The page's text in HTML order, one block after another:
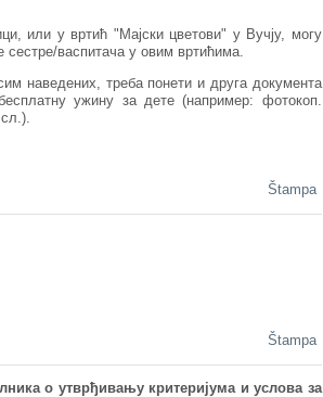
или у вртић "Мајски цветови" у Вучју, могу
сестре/васпитача у овим вртићима.
наведених, треба понети и друга документа
ужину за дете (например: фотокоп.
Štampa
Štampa
о утврђивању критеријума и услова за